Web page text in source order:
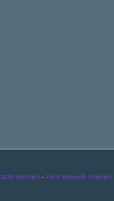
2020 Filmleri -Yerli Komedi Filmleri